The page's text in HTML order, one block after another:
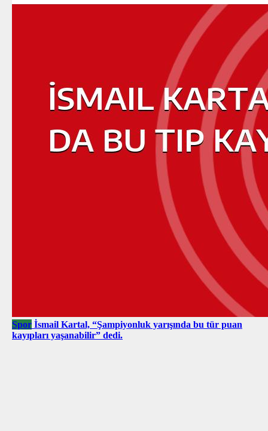
Spor İsmail Kartal, “Şampiyonluk yarışında bu tür puan
kayıpları yaşanabilir” dedi.